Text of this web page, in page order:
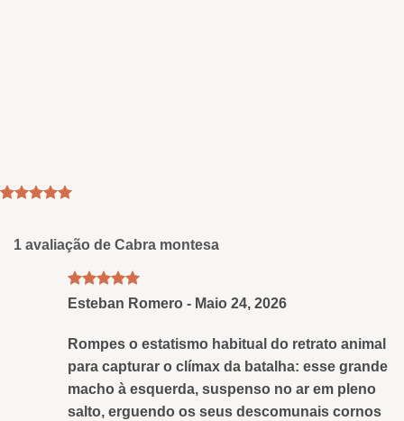
5 com base
1 avaliação de Cabra montesa
Avaliação5
de 5
Esteban Romero - Maio 24, 2026
Rompes o estatismo habitual do retrato animal
para capturar o clímax da batalha: esse grande
macho à esquerda, suspenso no ar em pleno
salto, erguendo os seus descomunais cornos